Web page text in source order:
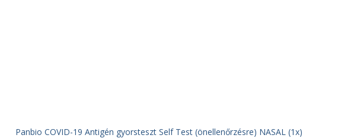
Panbio COVID-19 Antigén gyorsteszt Self Test (önellenőrzésre) NASAL (1x)